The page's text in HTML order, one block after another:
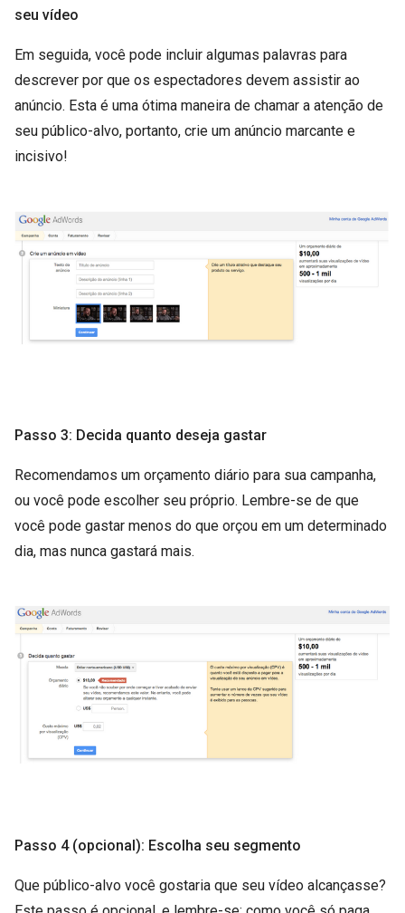
seu vídeo
Em seguida, você pode incluir algumas palavras para
descrever por que os espectadores devem assistir ao
anúncio. Esta é uma ótima maneira de chamar a atenção de
seu público-alvo, portanto, crie um anúncio marcante e
incisivo!
Passo 3: Decida quanto deseja gastar
Recomendamos um orçamento diário para sua campanha,
ou você pode escolher seu próprio. Lembre-se de que
você pode gastar menos do que orçou em um determinado
dia, mas nunca gastará mais.
Passo 4 (opcional): Escolha seu segmento
Que público-alvo você gostaria que seu vídeo alcançasse?